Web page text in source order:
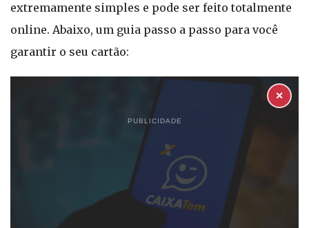
extremamente simples e pode ser feito totalmente
online. Abaixo, um guia passo a passo para você
garantir o seu cartão:
PUBLICIDADE
✕